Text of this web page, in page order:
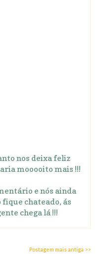
nos deixa feliz
mooooito mais !!!
e nós ainda
fique chateado, ás
chega lá !!!
Postagem mais antiga >>